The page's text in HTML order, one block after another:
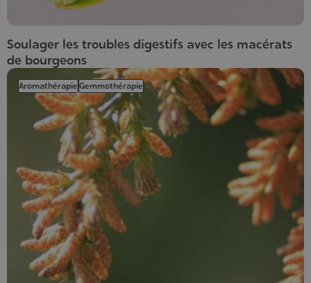
Soulager les troubles digestifs avec les macérats
de bourgeons
AromathérapieGemmothérapie